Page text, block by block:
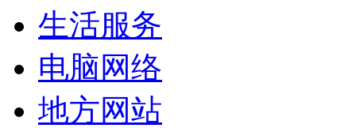
生活服务
电脑网络
地方网站